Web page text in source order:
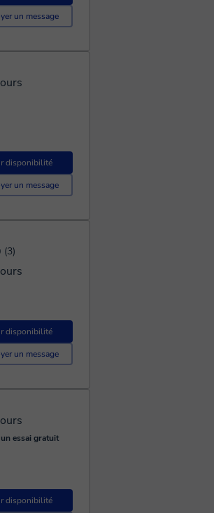
un message
disponibilité
un message
(3)
disponibilité
un message
essai gratuit
disponibilité